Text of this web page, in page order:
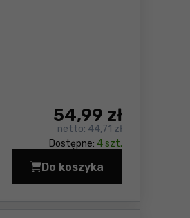
54,99 zł
netto: 44,71 zł
Dostępne: 4 szt.
Do koszyka
Konektory w